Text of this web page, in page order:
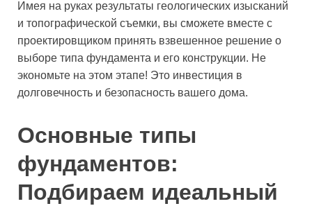
Имея на руках результаты геологических изысканий
и топографической съемки, вы сможете вместе с
проектировщиком принять взвешенное решение о
выборе типа фундамента и его конструкции. Не
экономьте на этом этапе! Это инвестиция в
долговечность и безопасность вашего дома.
Основные типы
фундаментов:
Подбираем идеальный